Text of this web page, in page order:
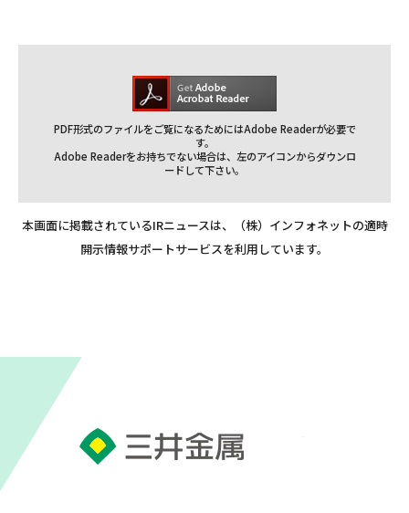
PDF形式のファイルをご覧になるためにはAdobe Readerが必要で
す。
Adobe Readerをお持ちでない場合は、左のアイコンからダウンロ
ードして下さい。
本画面に掲載されているIRニュースは、（株）インフォネットの適時
開示情報サポートサービスを利用しています。